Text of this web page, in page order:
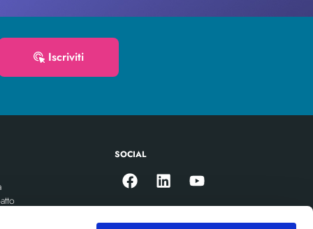
Iscriviti
SOCIAL